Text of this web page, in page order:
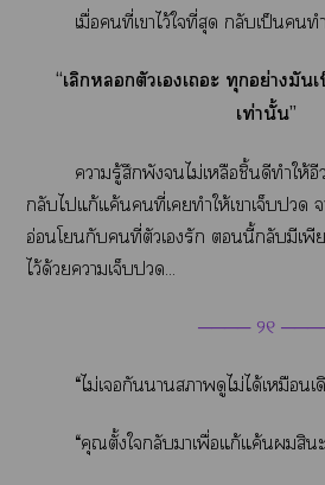
เมื่อคนที่เาไว้ใที่สุด กลับเป็นท
“เลิกตัวเเะ ทุกอย่างมั
เท่านั้น”
ารู้สึกพังไม่เหลือชิ้นดีทำให้
กลับไแก้แค้นคนที่เทำให้เาเจ็บ
อ่อนโยนกับคนที่ตัวเรัก นี้กลับมีเพีย
ไว้ด้วยาเจ็บ...
──── ୨୧
“ไม่เกันาาดูไม่ได้เหมือนเ
“คุณตั้งใกลับาเพื่อแก้แค้นสิน